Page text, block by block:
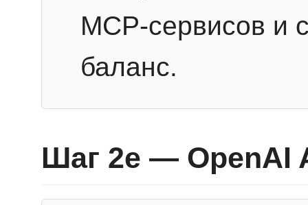
MCP-сервисов и
баланс.
Шаг 2e — OpenAI